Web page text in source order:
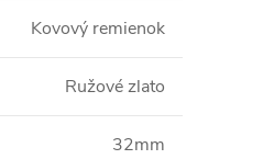
Kovový remienok
Ružové zlato
32mm